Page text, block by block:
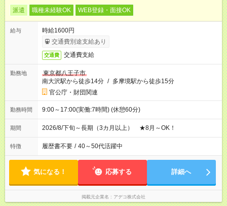
派遣 職種未経験OK WEB登録・面接OK
給与
時給1600円
交通費別途支給あり
交通費 交通費支給
勤務地
東京都八王子市
南大沢駅から徒歩14分 / 多摩境駅から徒歩15分
官公庁・財団関連
勤務時間 9:00～17:00(実働:7時間) (休憩60分)
期間 2026/8/下旬～長期（3カ月以上） ★8月～OK！
特徴 履歴書不要 / 40～50代活躍中
気になる！ 応募する 詳細へ
掲載元企業名 アデコ株式会社